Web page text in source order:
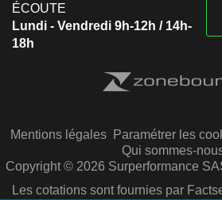
ÉCOUTE
Lundi - Vendredi 9h-12h / 14h-
18h
Mentions légales Paramétrer les
Qui sommes-
Copyright © 2026 Surperformance
Les cotations sont fournies par